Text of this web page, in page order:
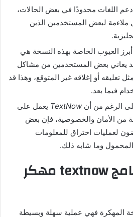
اللغات محدودًا في بعض الحالات،
ملاءمة لبعض المستخدمين الذين
العيوب الخاصة بهذه النسخة هي
يعاني بعض المستخدمين من مشاكل
تعليقه أو إغلاقه غير المتوقع، وهذا قد
فيما بعد.
الرغم من أن TextNow يعمل على
من الأمان والخصوصية، فإن بعض
لعمليات اختراق للمعلومات
وما شابه ذلك.
textnowمهكر
المهكرة فهي عملية سهلة وبسيطة